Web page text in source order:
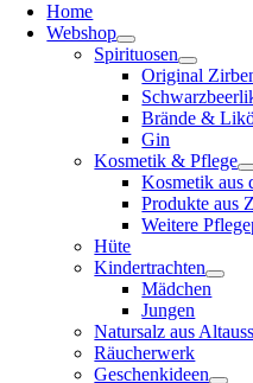
Home
Webshop
Spirituosen
Original
Brände &
Gin
Kosmetik & Pflege
Kosmetik aus
Produkte aus
Weitere
Hüte
Kindertrachten
Mädchen
Jungen
Natursalz aus
Räucherwerk
Geschenkideen